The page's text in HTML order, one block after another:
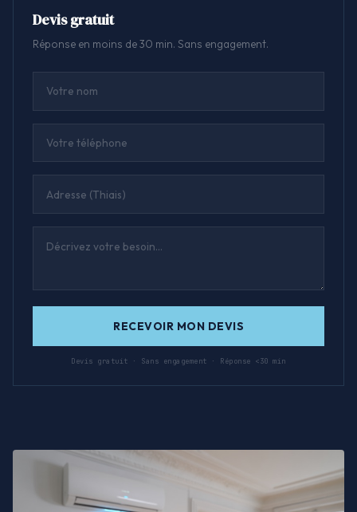
Devis gratuit
Réponse en moins de 30 min. Sans engagement.
RECEVOIR MON DEVIS
Devis gratuit · Sans engagement · Réponse <30 min